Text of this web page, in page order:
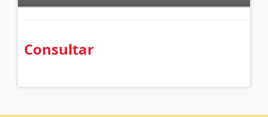
Consultar